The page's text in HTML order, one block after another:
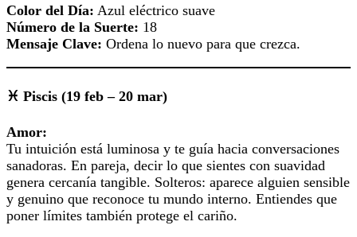
Color del Día: Azul eléctrico suave
Número de la Suerte: 18
Mensaje Clave: Ordena lo nuevo para que crezca.
♓ Piscis (19 feb – 20 mar)
Amor:
Tu intuición está luminosa y te guía hacia conversaciones
sanadoras. En pareja, decir lo que sientes con suavidad
genera cercanía tangible. Solteros: aparece alguien sensible
y genuino que reconoce tu mundo interno. Entiendes que
poner límites también protege el cariño.